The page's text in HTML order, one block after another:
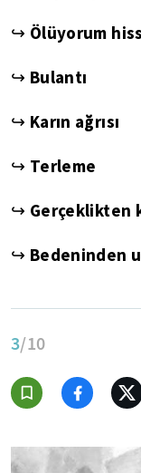
↪ Ölüyorum
↪ Bulantı
↪ Karın ağrısı
↪ Terleme
↪ Gerçeklikten
↪ Bedeninden
3/10